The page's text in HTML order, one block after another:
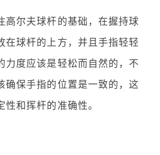
高尔夫球杆的基础，在握持球
在球杆的上方，并且手指轻轻
力度应该是轻松而自然的，不
确保手指的位置是一致的，这
和挥杆的准确性。